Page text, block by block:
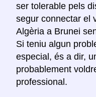
ser tolerable pels
segur connectar el
Algèria a Brunei
Si teniu algun
especial, és a dir,
probablement
professional.